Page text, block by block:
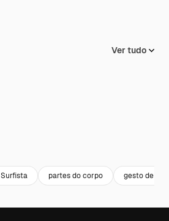
Ver tudo
Surfista partes do corpo gesto de